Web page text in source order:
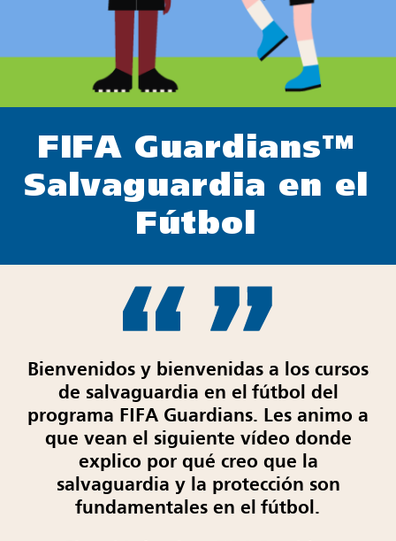
FIFA Guardians™
Salvaguardia en el
Fútbol
Bienvenidos y bienvenidas a los cursos
de salvaguardia en el fútbol del
programa FIFA Guardians. Les animo a
que vean el siguiente vídeo donde
explico por qué creo que la
salvaguardia y la protección son
fundamentales en el fútbol.